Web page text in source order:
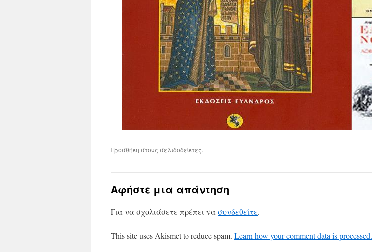
Προσθήκη στους σελιδοδείκτες.
Αφήστε μια απάντηση
Για να σχολιάσετε πρέπει νασυνδεθείτε.
This site uses Akismet to reduce spam. Learn how your comment data is processed.